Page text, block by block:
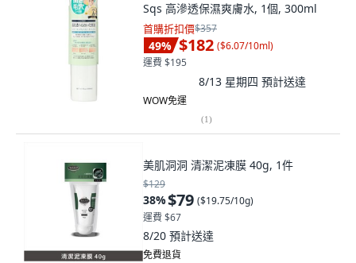
Sqs 高滲透保濕爽膚水, 1個, 300ml
首購折扣價$357
49% $182 ($6.07/10ml)
運費 $195
8/13 星期四 預計送達
WOW免運
(1)
美肌洞洞 清潔泥凍膜 40g, 1件
$129
38%$79 ($19.75/10g)
運費 $67
8/20 預計送達
免費退貨